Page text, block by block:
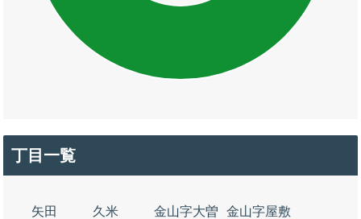
丁目一覧
矢田 久米 金山字大曽
金山字屋敷